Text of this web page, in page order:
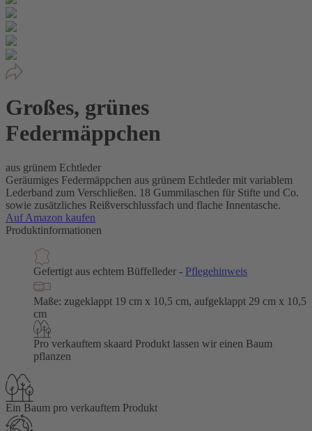
Großes, grünes
Federmäppchen
aus grünem Echtleder
Geräumiges Federmäppchen aus grünem Echtleder mit variablem
Lederband zum Verschließen. 18 Gummilaschen für Stifte und Co.
sowie zusätzliches Reißverschlussfach und flache Innentasche.
Auf Amazon kaufen
Produktinformationen
Gefertigt aus echtem Büffelleder - Pflegehinweis
Maße: zugeklappt 19 cm x 10,5 cm, aufgeklappt 29 cm x 10,5
cm
Pro verkauftem skaard Produkt lassen wir einen Baum
pflanzen
Ein Baum pro verkauftem Produkt